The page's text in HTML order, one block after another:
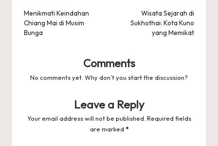
navigation
Menikmati Keindahan
Chiang Mai di Musim
Bunga
Wisata Sejarah di
Sukhothai: Kota Kuno
yang Memikat
Comments
No comments yet. Why don’t you start the discussion?
Leave a Reply
Your email address will not be published. Required fields
are marked *